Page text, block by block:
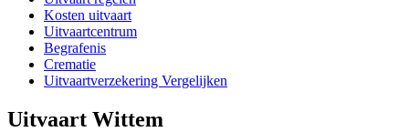
Kosten uitvaart
Uitvaartcentrum
Begrafenis
Crematie
Uitvaartverzekering Vergelijken
Uitvaart Wittem